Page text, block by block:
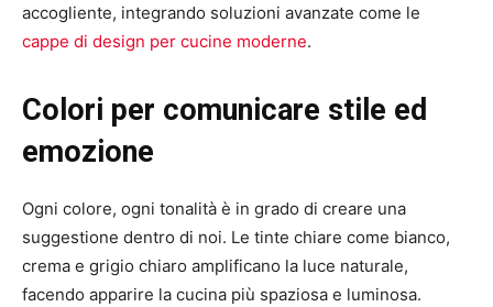
accogliente, integrando soluzioni avanzate come le
cappe di design per cucine moderne.
Colori per comunicare stile ed
emozione
Ogni colore, ogni tonalità è in grado di creare una
suggestione dentro di noi. Le tinte chiare come bianco,
crema e grigio chiaro amplificano la luce naturale,
facendo apparire la cucina più spaziosa e luminosa.